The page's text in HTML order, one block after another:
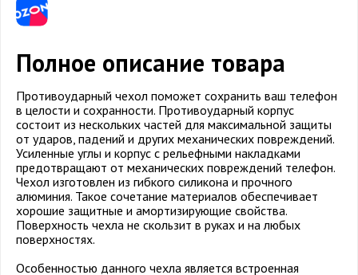
Полное описание товара
Противоударный чехол поможет сохранить ваш телефон
в целости и сохранности. Противоударный корпус
состоит из нескольких частей для максимальной защиты
от ударов, падений и других механических повреждений.
Усиленные углы и корпус с рельефными накладками
предотвращают от механических повреждений телефон.
Чехол изготовлен из гибкого силикона и прочного
алюминия. Такое сочетание материалов обеспечивает
хорошие защитные и амортизирующие свойства.
Поверхность чехла не скользит в руках и на любых
поверхностях.
Особенностью данного чехла является встроенная